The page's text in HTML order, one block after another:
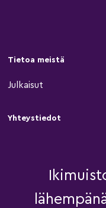
Tietoa meistä
Julkaisut
Yhteystiedot